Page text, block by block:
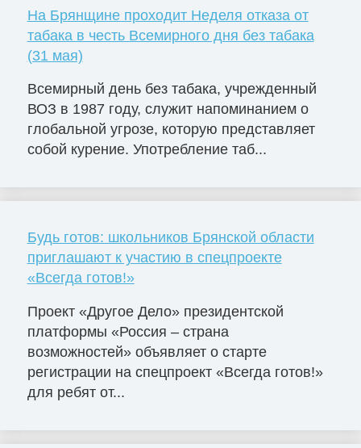
На Брянщине проходит Неделя отказа от
табака в честь Всемирного дня без табака
(31 мая)
Всемирный день без табака, учрежденный
ВОЗ в 1987 году, служит напоминанием о
глобальной угрозе, которую представляет
собой курение. Употребление таб...
Будь готов: школьников Брянской области
приглашают к участию в спецпроекте
«Всегда готов!»
Проект «Другое Дело» президентской
платформы «Россия – страна
возможностей» объявляет о старте
регистрации на спецпроект «Всегда готов!»
для ребят от...